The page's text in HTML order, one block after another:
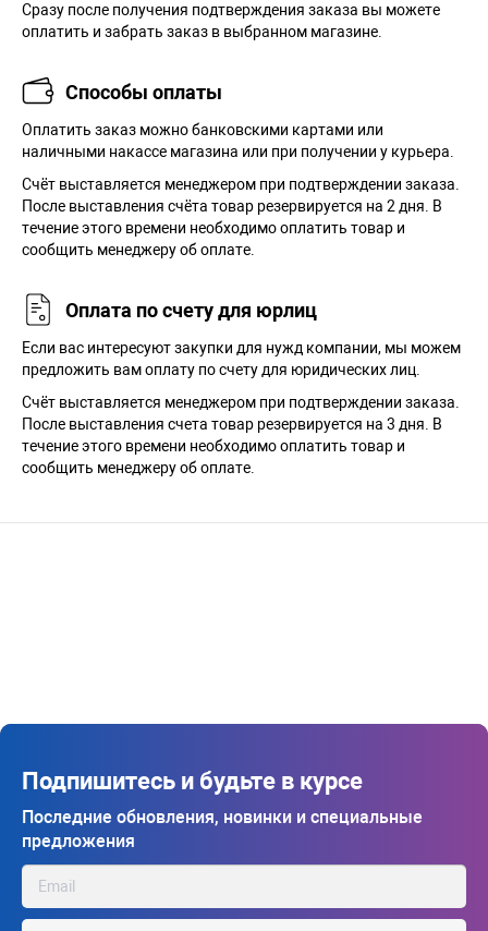
Сразу после получения подтверждения заказа вы можете
оплатить и забрать заказ в выбранном магазине.
Способы оплаты
Оплатить заказ можно банковскими картами или
наличными накассе магазина или при получении у курьера.
Cчёт выставляется менеджером при подтверждении заказа.
После выставления счёта товар резервируется на 2 дня. В
течение этого времени необходимо оплатить товар и
сообщить менеджеру об оплате.
Оплата по счету для юрлиц
Если вас интересуют закупки для нужд компании, мы можем
предложить вам оплату по счету для юридических лиц.
Счёт выставляется менеджером при подтверждении заказа.
После выставления счета товар резервируется на 3 дня. В
течение этого времени необходимо оплатить товар и
сообщить менеджеру об оплате.
Подпишитесь и будьте в курсе
Последние обновления, новинки и специальные
предложения